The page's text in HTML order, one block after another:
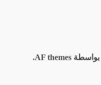
بواسطة AF themes.